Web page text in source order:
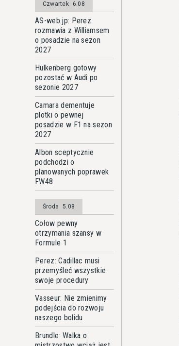
Czwartek 6.08
AS-web.jp: Perez
rozmawia z Williamsem
o posadzie na sezon
2027
Hulkenberg gotowy
pozostać w Audi po
sezonie 2027
Camara dementuje
plotki o pewnej
posadzie w F1 na sezon
2027
Albon sceptycznie
podchodzi o
planowanych poprawek
FW48
Środa 5.08
Cołow pewny
otrzymania szansy w
Formule 1
Perez: Cadillac musi
przemyśleć wszystkie
swoje procedury
Vasseur: Nie zmienimy
podejścia do rozwoju
naszego bolidu
Brundle: Walka o